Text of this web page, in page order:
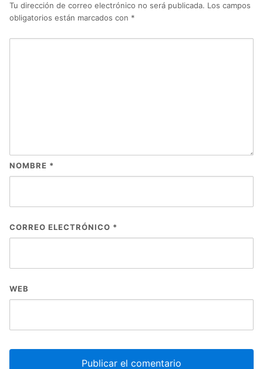
Tu dirección de correo electrónico no será publicada. Los campos
obligatorios están marcados con *
NOMBRE *
CORREO ELECTRÓNICO *
WEB